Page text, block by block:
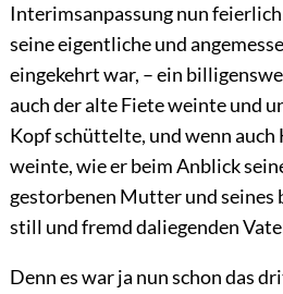
Interimsanpassung nun
seine eigentliche und
eingekehrt war, – ein
auch der alte Fiete weinte und
Kopf schüttelte, und wenn auch
weinte, wie er beim Anblick
gestorbenen Mutter und seines
still und fremd daliegenden
Denn es war ja nun schon das